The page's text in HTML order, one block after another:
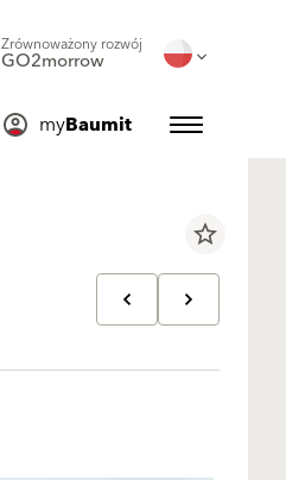
Zrównoważony rozwój
GO2morrow
myBaumit
star_border